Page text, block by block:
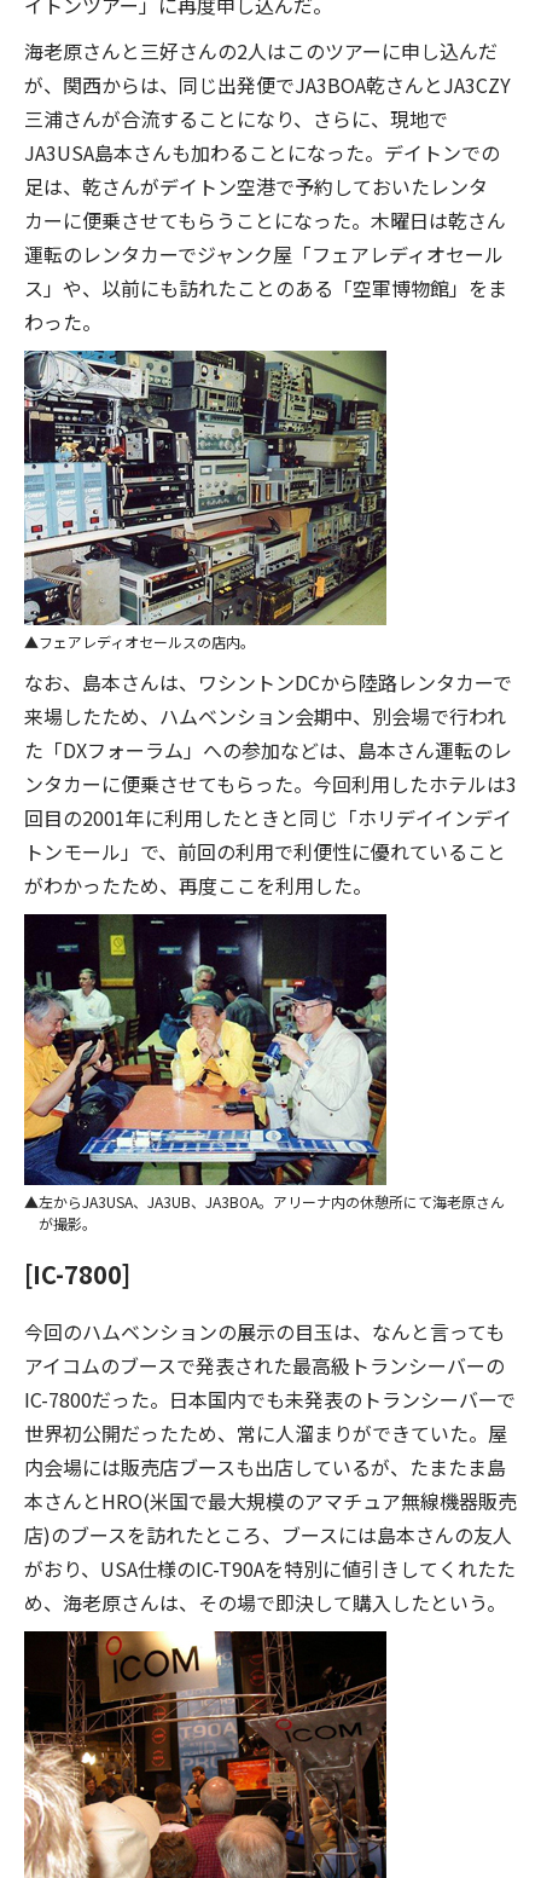
海老原さんと三好さんの2人はこのツアーに申し込んだ
が、関西からは、同じ出発便でJA3BOA乾さんとJA3CZY
三浦さんが合流することになり、さらに、現地で
JA3USA島本さんも加わることになった。デイトンでの
足は、乾さんがデイトン空港で予約しておいたレンタ
カーに便乗させてもらうことになった。木曜日は乾さん
運転のレンタカーでジャンク屋「フェアレディオセール
ス」や、以前にも訪れたことのある「空軍博物館」をま
わった。
フェアレディオセールスの店内。
なお、島本さんは、ワシントンDCから陸路レンタカーで
来場したため、ハムベンション会期中、別会場で行われ
た「DXフォーラム」への参加などは、島本さん運転のレ
ンタカーに便乗させてもらった。今回利用したホテルは3
回目の2001年に利用したときと同じ「ホリデイインデイ
トンモール」で、前回の利用で利便性に優れていること
がわかったため、再度ここを利用した。
左からJA3USA、JA3UB、JA3BOA。アリーナ内の休憩所にて海老原さん
が撮影。
[IC-7800]
今回のハムベンションの展示の目玉は、なんと言っても
アイコムのブースで発表された最高級トランシーバーの
IC-7800だった。日本国内でも未発表のトランシーバーで
世界初公開だったため、常に人溜まりができていた。屋
内会場には販売店ブースも出店しているが、たまたま島
本さんとHRO(米国で最大規模のアマチュア無線機器販売
店)のブースを訪れたところ、ブースには島本さんの友人
がおり、USA仕様のIC-T90Aを特別に値引きしてくれたた
め、海老原さんは、その場で即決して購入したという。